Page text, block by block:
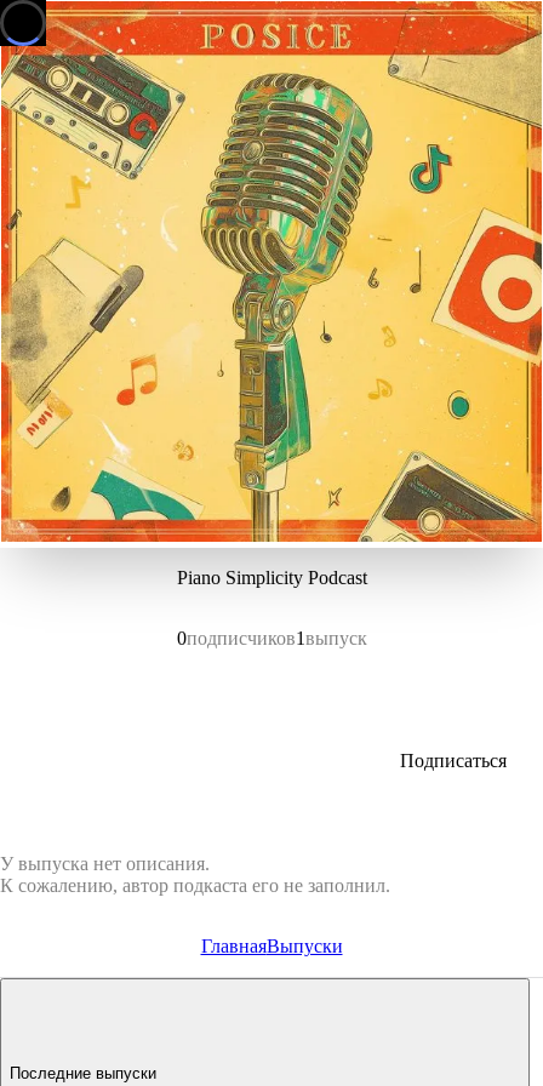
Piano Simplicity Podcast
0подписчиков1выпуск
Подписаться
У выпуска нет описания.
К сожалению, автор подкаста его не заполнил.
ГлавнаяВыпуски
Последние выпуски